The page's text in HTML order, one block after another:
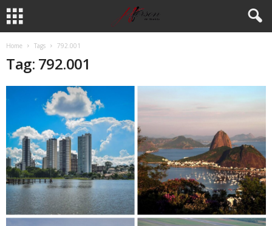
Home Tags 792.001
Tag: 792.001